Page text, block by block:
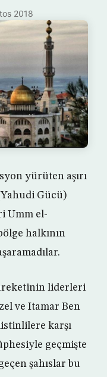
2018
yürüten aşırı
Gücü)
Umm el-
halkının
liderleri
ve Itamar Ben
karşı
geçmişte
şahıslar bu